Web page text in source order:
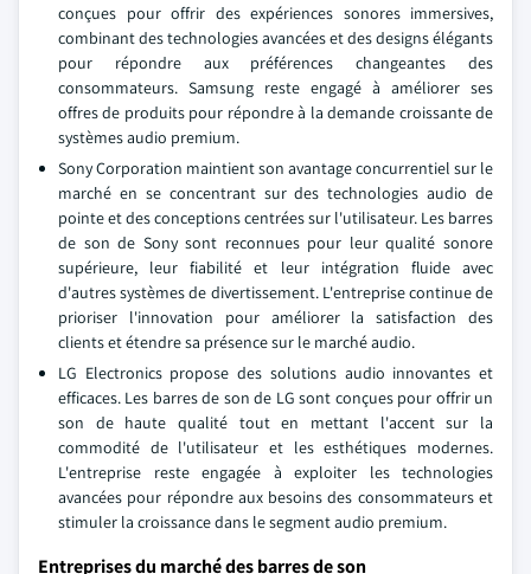
conçues pour offrir des expériences sonores immersives,
combinant des technologies avancées et des designs élégants
pour répondre aux préférences changeantes des
consommateurs. Samsung reste engagé à améliorer ses
offres de produits pour répondre à la demande croissante de
systèmes audio premium.
Sony Corporation maintient son avantage concurrentiel sur le
marché en se concentrant sur des technologies audio de
pointe et des conceptions centrées sur l'utilisateur. Les barres
de son de Sony sont reconnues pour leur qualité sonore
supérieure, leur fiabilité et leur intégration fluide avec
d'autres systèmes de divertissement. L'entreprise continue de
prioriser l'innovation pour améliorer la satisfaction des
clients et étendre sa présence sur le marché audio.
LG Electronics propose des solutions audio innovantes et
efficaces. Les barres de son de LG sont conçues pour offrir un
son de haute qualité tout en mettant l'accent sur la
commodité de l'utilisateur et les esthétiques modernes.
L'entreprise reste engagée à exploiter les technologies
avancées pour répondre aux besoins des consommateurs et
stimuler la croissance dans le segment audio premium.
Entreprises du marché des barres de son